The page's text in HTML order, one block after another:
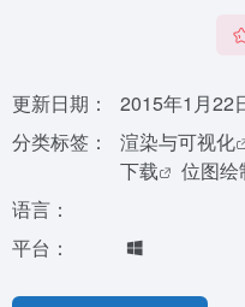
更新日期：
2015年1月22
分类标签：
渲染与可视化
下载
位图绘
语言：
平台：